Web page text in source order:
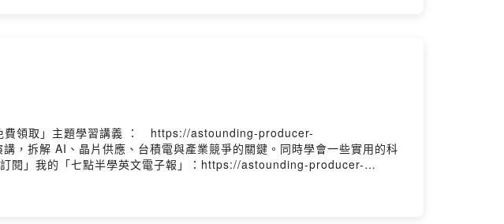
費領取」主題學習講義 ： https://astounding-producer-
拆解 AI、晶片供應、台積電與產業競爭的關鍵。同時學會一些實用的科
閱」我的「七點半學英文電子報」：https://astounding-producer-